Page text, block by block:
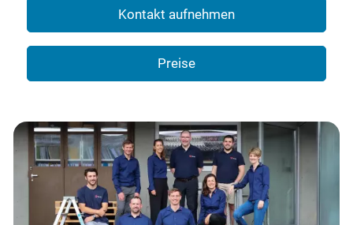
Kontakt aufnehmen
Preise